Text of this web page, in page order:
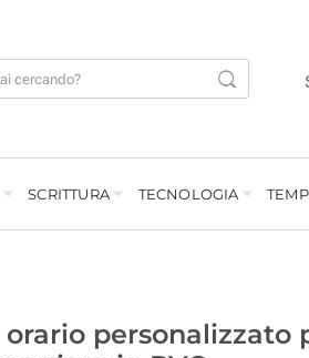
SCRITTURA TECNOLOGIA
orario personalizzato